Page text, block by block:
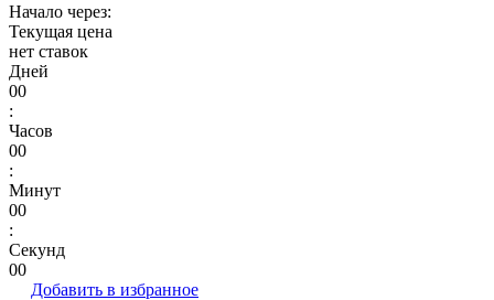
Начало через:
Текущая цена
нет ставок
Дней
00
:
Часов
00
:
Минут
00
:
Секунд
00
Добавить в избранное